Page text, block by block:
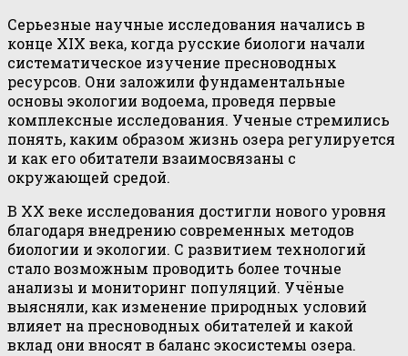
Серьезные научные исследования начались в
конце XIX века, когда русские биологи начали
систематическое изучение пресноводных
ресурсов. Они заложили фундаментальные
основы экологии водоема, проведя первые
комплексные исследования. Ученые стремились
понять, каким образом жизнь озера регулируется
и как его обитатели взаимосвязаны с
окружающей средой.
В XX веке исследования достигли нового уровня
благодаря внедрению современных методов
биологии и экологии. С развитием технологий
стало возможным проводить более точные
анализы и мониторинг популяций. Учёные
выясняли, как изменение природных условий
влияет на пресноводных обитателей и какой
вклад они вносят в баланс экосистемы озера.